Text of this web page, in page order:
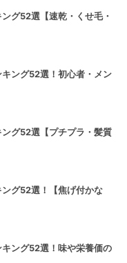
グ52選【速乾・くせ毛・
ング52選！初心者・メン
グ52選【プチプラ・髪質
グ52選！【焦げ付かな
ング52選！味や栄養価の